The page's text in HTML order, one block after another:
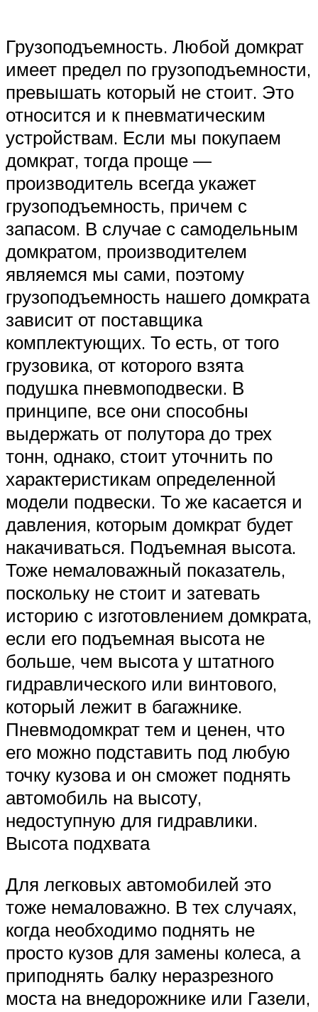
Грузоподъемность. Любой домкрат
имеет предел по грузоподъемности,
превышать который не стоит. Это
относится и к пневматическим
устройствам. Если мы покупаем
домкрат, тогда проще —
производитель всегда укажет
грузоподъемность, причем с
запасом. В случае с самодельным
домкратом, производителем
являемся мы сами, поэтому
грузоподъемность нашего домкрата
зависит от поставщика
комплектующих. То есть, от того
грузовика, от которого взята
подушка пневмоподвески. В
принципе, все они способны
выдержать от полутора до трех
тонн, однако, стоит уточнить по
характеристикам определенной
модели подвески. То же касается и
давления, которым домкрат будет
накачиваться. Подъемная высота.
Тоже немаловажный показатель,
поскольку не стоит и затевать
историю с изготовлением домкрата,
если его подъемная высота не
больше, чем высота у штатного
гидравлического или винтового,
который лежит в багажнике.
Пневмодомкрат тем и ценен, что
его можно подставить под любую
точку кузова и он сможет поднять
автомобиль на высоту,
недоступную для гидравлики.
Высота подхвата
Для легковых автомобилей это
тоже немаловажно. В тех случаях,
когда необходимо поднять не
просто кузов для замены колеса, а
приподнять балку неразрезного
моста на внедорожнике или Газели,